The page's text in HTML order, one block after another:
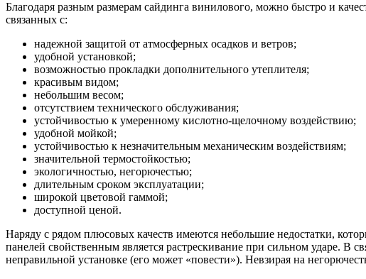
Благодаря разным размерам сайдинга винилового, можно быстро и
связанных с:
надежной защитой от атмосферных осадков и ветров;
удобной установкой;
возможностью прокладки дополнительного утеплителя;
красивым видом;
небольшим весом;
отсутствием технического обслуживания;
устойчивостью к умеренному кислотно-щелочному воздействию;
удобной мойкой;
устойчивостью к незначительным механическим воздействиям;
значительной термостойкостью;
экологичностью, негорючестью;
длительным сроком эксплуатации;
широкой цветовой гаммой;
доступной ценой.
Наряду с рядом плюсовых качеств имеются небольшие недостатки,
панелей свойственным является растрескивание при сильном ударе. В
неправильной установке (его может «повести»). Невзирая на